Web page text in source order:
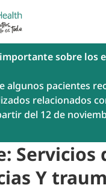
sobre los
algunos pacientes
relacionados
del 12 de
Servicios
Y